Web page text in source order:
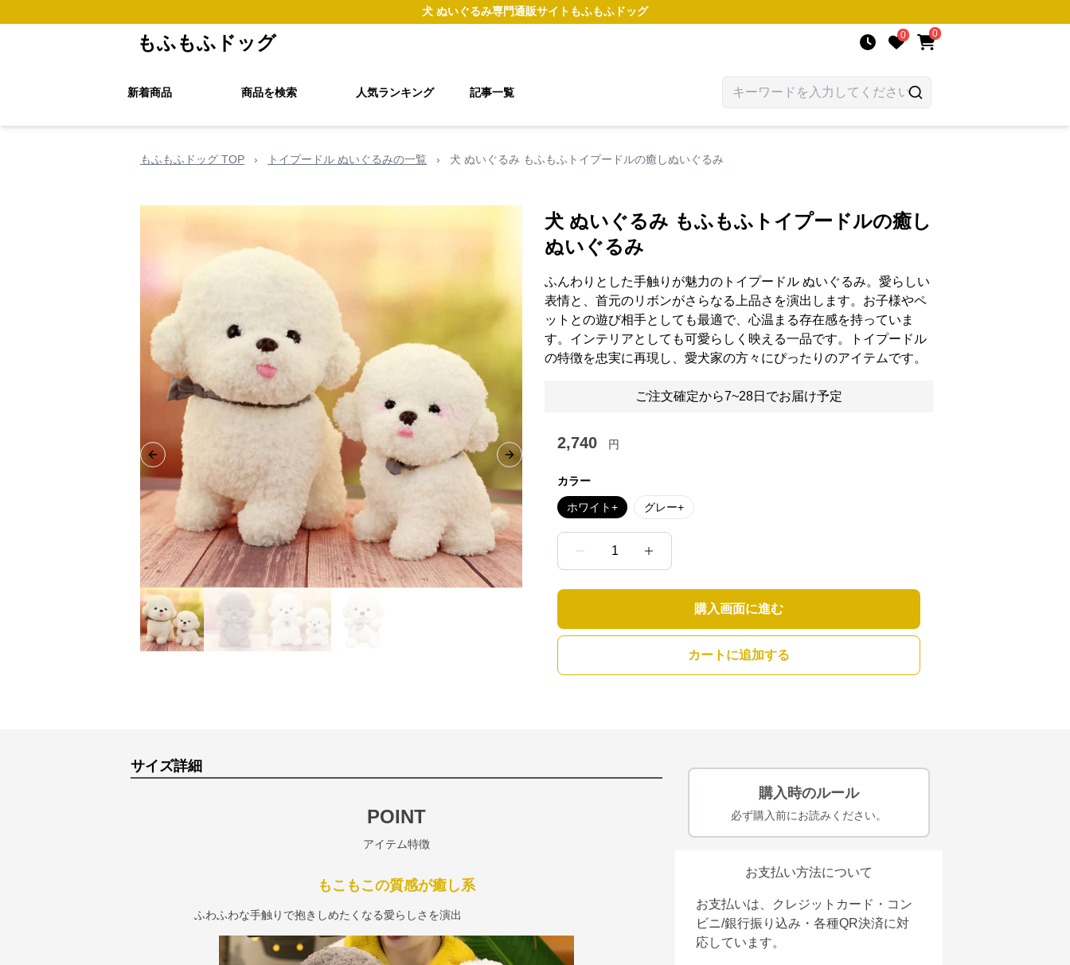
犬 ぬいぐるみ専門通販サイト もふもふドッグ
もふもふドッグ 0 0
新着商品 商品を検索 人気ランキング 記事一覧
もふもふドッグ TOP › トイプードル ぬいぐるみの一覧 › 犬 ぬいぐるみ もふもふトイプードルの癒しぬいぐるみ
Previous slide Next slide
犬 ぬいぐるみ もふもふトイプードルの癒し
ぬいぐるみ
ふんわりとした手触りが魅力のトイプードル ぬいぐるみ。愛らしい
表情と、首元のリボンがさらなる上品さを演出します。お子様やペ
ットとの遊び相手としても最適で、心温まる存在感を持っていま
す。インテリアとしても可愛らしく映える一品です。トイプードル
の特徴を忠実に再現し、愛犬家の方々にぴったりのアイテムです。
ご注文確定から7~28日でお届け予定
2,740 円
カラー
ホワイト+ グレー+
1
購入画面に進む
カートに追加する
サイズ詳細
POINT
アイテム特徴
もこもこの質感が癒し系
ふわふわな手触りで抱きしめたくなる愛らしさを演出
購入時のルール
必ず購入前にお読みください。
お支払い方法について
お支払いは、クレジットカード・コン
ビニ/銀行振り込み・各種QR決済に対
応しています。